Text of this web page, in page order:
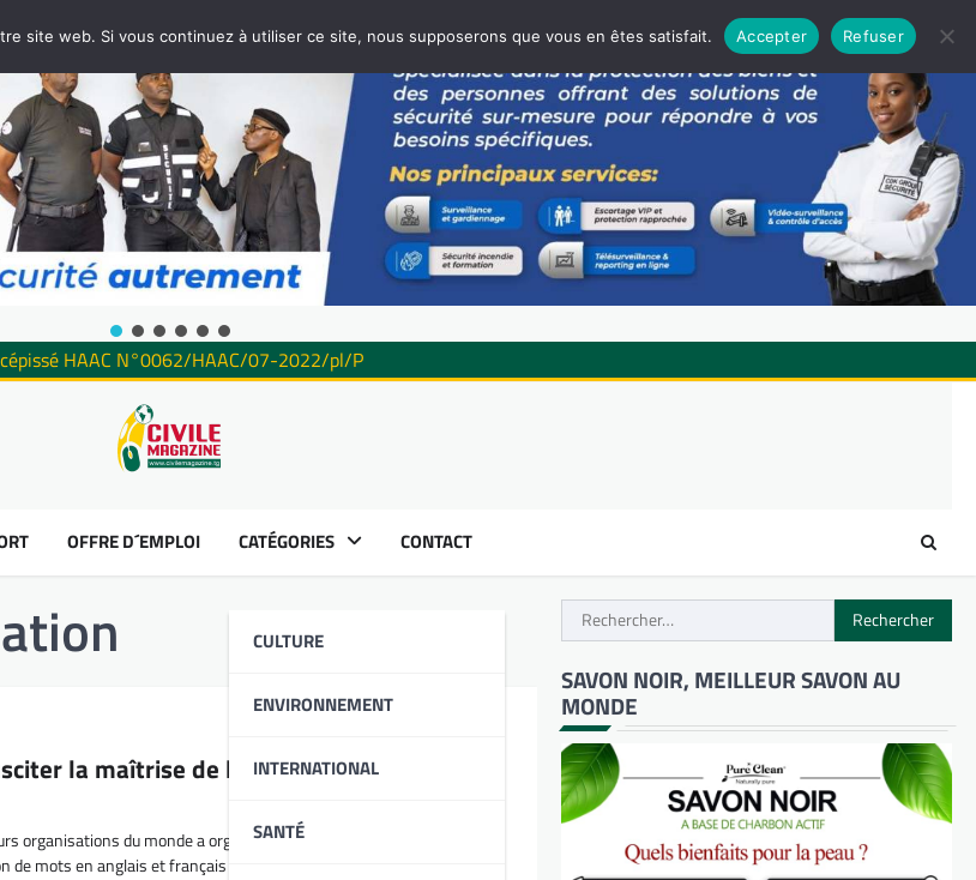
HAAC N°0062/HAAC/07-2022/pl/P
OFFRE D´EMPLOI CATÉGORIES
CULTURE
ENVIRONNEMENT
INTERNATIONAL
SANTÉ
CONTACT
la maîtrise de l’anglais et le français
organisations du monde a organisé ce vendredi
mots en anglais et français dans l’enceinte de la filiale
Rechercher :
SAVON NOIR, MEILLEUR SAVON AU
MONDE
site web. Si vous continuez à utiliser ce site, nous supposerons que vous en êtes satisfait. Accepter Refuser